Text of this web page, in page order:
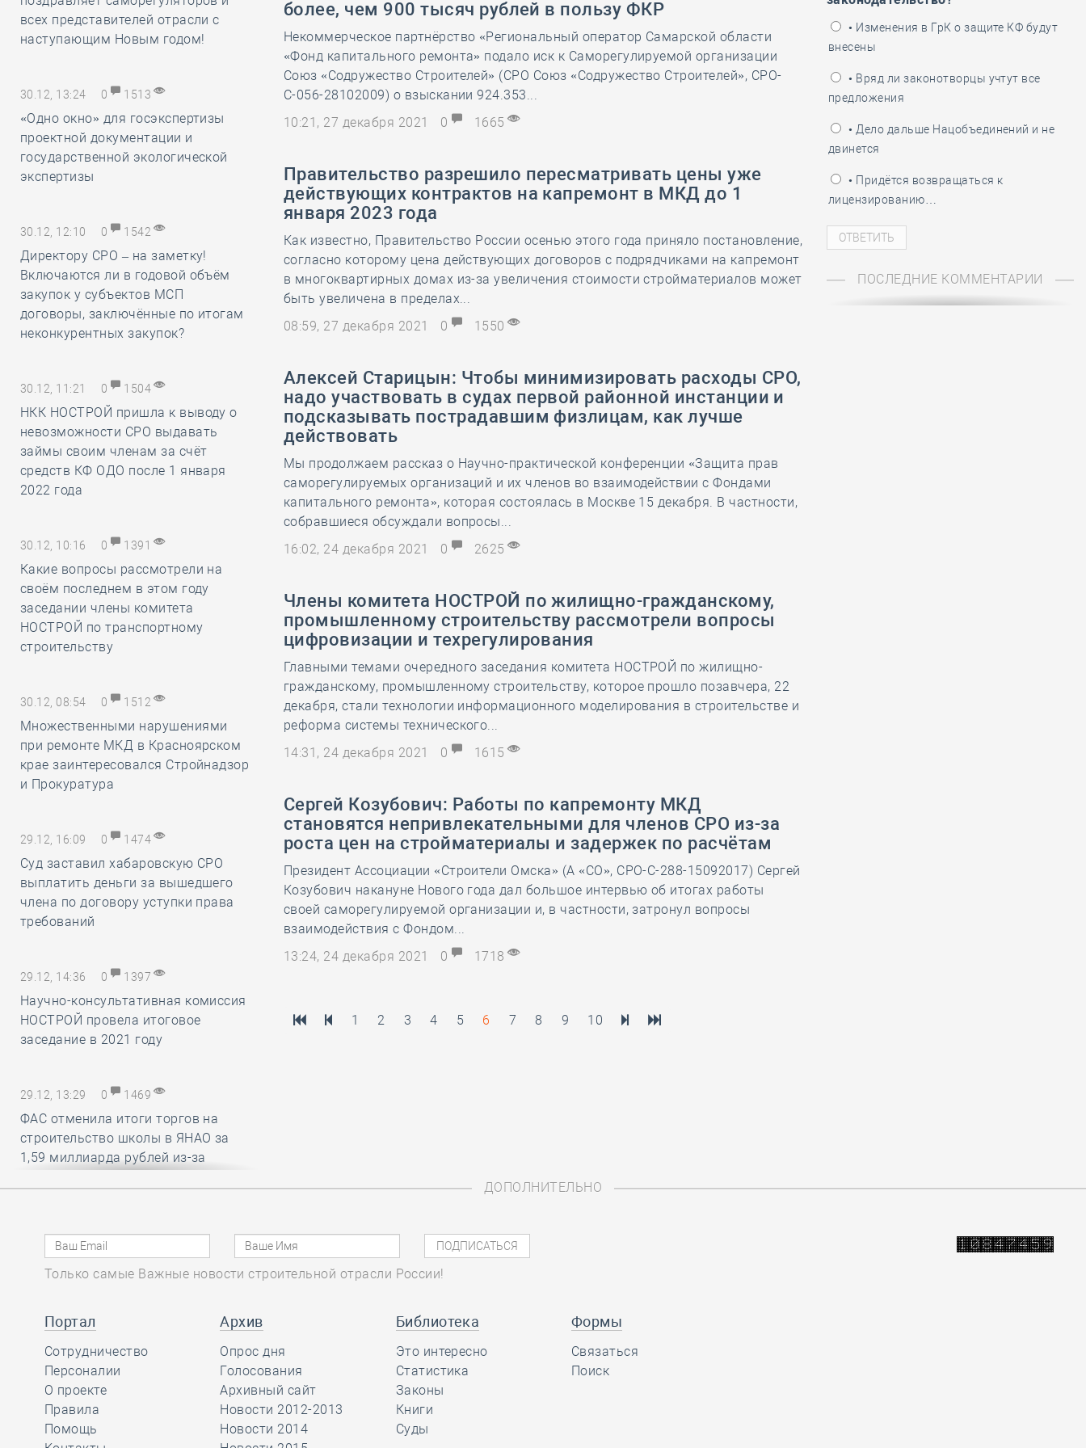
28 мая
всех представителей отрасли с
наступающим Новым годом!
30.12, 13:24 0 1513
«Одно окно» для госэкспертизы
проектной документации и
государственной экологической
экспертизы
30.12, 12:10 0 1542
Директору СРО – на заметку!
Включаются ли в годовой объём
закупок у субъектов МСП
договоры, заключённые по итогам
неконкурентных закупок?
30.12, 11:21 0 1504
НКК НОСТРОЙ пришла к выводу о
невозможности СРО выдавать
займы своим членам за счёт
средств КФ ОДО после 1 января
2022 года
30.12, 10:16 0 1391
Какие вопросы рассмотрели на
своём последнем в этом году
заседании члены комитета
НОСТРОЙ по транспортному
строительству
30.12, 08:54 0 1512
Множественными нарушениями
при ремонте МКД в Красноярском
крае заинтересовался Стройнадзор
и Прокуратура
29.12, 16:09 0 1474
Суд заставил хабаровскую СРО
выплатить деньги за вышедшего
члена по договору уступки права
требований
29.12, 14:36 0 1397
Научно-консультативная комиссия
НОСТРОЙ провела итоговое
заседание в 2021 году
29.12, 13:29 0 1469
ФАС отменила итоги торгов на
строительство школы в ЯНАО за
1,59 миллиарда рублей из-за
29.12, 12:25 0 1437
В строительный полдень. Работу
российских мэров предложили
городской среды
29.12, 11:26 0
Какие вопросы обсудили на своём
первом заседании члены комитета
НОСТРОЙ по цифровой
более, чем 900 тысяч рублей в пользу ФКР
Некоммерческое партнёрство «Региональный оператор Самарской области
«Фонд капитального ремонта» подало иск к Саморегулируемой организации
Союз «Содружество Строителей» (СРО Союз «Содружество Строителей», СРО-
С-056-28102009) о взыскании 924.353...
10:21, 27 декабря 2021
0 1665
Правительство разрешило пересматривать цены уже
действующих контрактов на капремонт в МКД до 1
января 2023 года
Как известно, Правительство России осенью этого года приняло постановление,
согласно которому цена действующих договоров с подрядчиками на капремонт
в многоквартирных домах из-за увеличения стоимости стройматериалов может
быть увеличена в пределах...
08:59, 27 декабря 2021
0 1550
Алексей Старицын: Чтобы минимизировать расходы СРО,
надо участвовать в судах первой районной инстанции и
подсказывать пострадавшим физлицам, как лучше
действовать
Мы продолжаем рассказ о Научно-практической конференции «Защита прав
саморегулируемых организаций и их членов во взаимодействии с Фондами
капитального ремонта», которая состоялась в Москве 15 декабря. В частности,
собравшиеся обсуждали вопросы...
16:02, 24 декабря 2021
0 2625
Члены комитета НОСТРОЙ по жилищно-гражданскому,
промышленному строительству рассмотрели вопросы
цифровизации и техрегулирования
Главными темами очередного заседания комитета НОСТРОЙ по жилищно-
гражданскому, промышленному строительству, которое прошло позавчера, 22
декабря, стали технологии информационного моделирования в строительстве и
реформа системы технического...
14:31, 24 декабря 2021
0 1615
Сергей Козубович: Работы по капремонту МКД
становятся непривлекательными для членов СРО из-за
роста цен на стройматериалы и задержек по расчётам
Президент Ассоциации «Строители Омска» (А «СО», СРО-С-288-15092017) Сергей
Козубович накануне Нового года дал большое интервью об итогах работы
своей саморегулируемой организации и, в частности, затронул вопросы
взаимодействия с Фондом...
13:24, 24 декабря 2021
0 1718
1 2 3 4 5 6 7 8 9 10
• Изменения в ГрК о защите КФ будут
внесены
• Вряд ли законотворцы учтут все
предложения
• Дело дальше Нацобъединений и не
двинется
• Придётся возвращаться к
лицензированию…
ПОСЛЕДНИЕ КОММЕНТАРИИ
ДОПОЛНИТЕЛЬНО
Только самые Важные новости строительной отрасли России!
Портал
Сотрудничество
Персоналии
О проекте
Правила
Помощь
Архив
Опрос дня
Голосования
Архивный сайт
Новости 2012-2013
Новости 2014
Библиотека
Это интересно
Статистика
Законы
Книги
Суды
Формы
Связаться
Поиск